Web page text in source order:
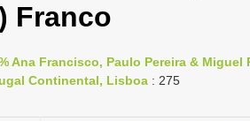
Franco
Ana Francisco, Paulo Pereira & Miguel
Continental, Lisboa : 275